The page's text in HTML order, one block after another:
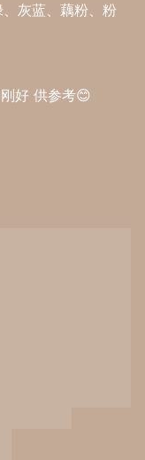
灰蓝、藕粉、粉
好 供参考😊